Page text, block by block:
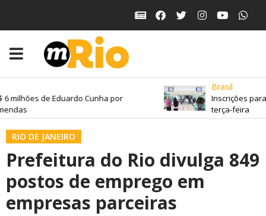
de Eduardo Cunha por
Brasil
Inscrições para o
terça-feira
RIO DE JANEIRO
Prefeitura do Rio divulga 849
postos de emprego em
empresas parceiras